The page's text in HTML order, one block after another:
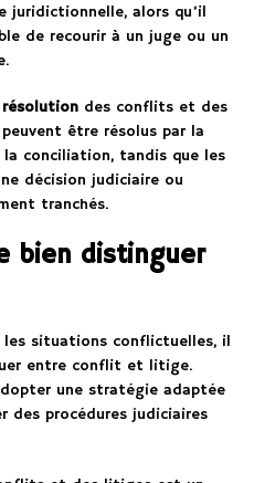
juridictionnelle, alors qu’il
de recourir à un juge ou un
des conflits et des
être résolus par la
conciliation, tandis que les
décision judiciaire ou
tranchés.
bien distinguer
les situations conflictuelles, il
entre conflit et litige.
une stratégie adaptée
des procédures judiciaires